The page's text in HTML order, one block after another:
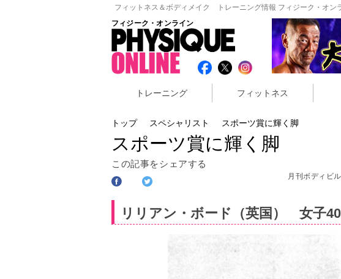
フィットネス＆ボディメイク トレーニング情報 フィジーク・オン
フィジーク・オンライン
トレーニング フィットネス
トップ スペシャリスト スポーツ賞に輝く脚
スポーツ賞に輝く脚
この記事をシェアする
月刊ボディビ
リリアン・ボード（英国） 女子